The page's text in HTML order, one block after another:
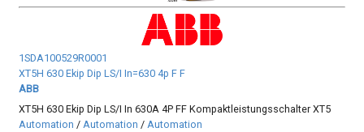
1SDA100529R0001
XT5H 630 Ekip Dip LS/I In=630 4p F F
ABB
XT5H 630 Ekip Dip LS/I In 630A 4P FF Kompaktleistungsschalter XT5
Automation /Automation /Automation